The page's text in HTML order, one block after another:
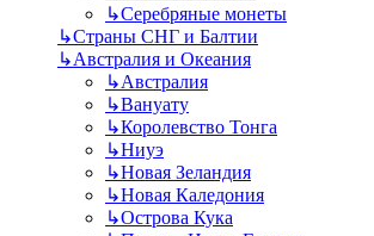
↳Серебряные монеты
↳Страны СНГ и Балтии
↳Австралия и Океания
↳Австралия
↳Вануату
↳Королевство Тонга
↳Ниуэ
↳Новая Зеландия
↳Новая Каледония
↳Острова Кука